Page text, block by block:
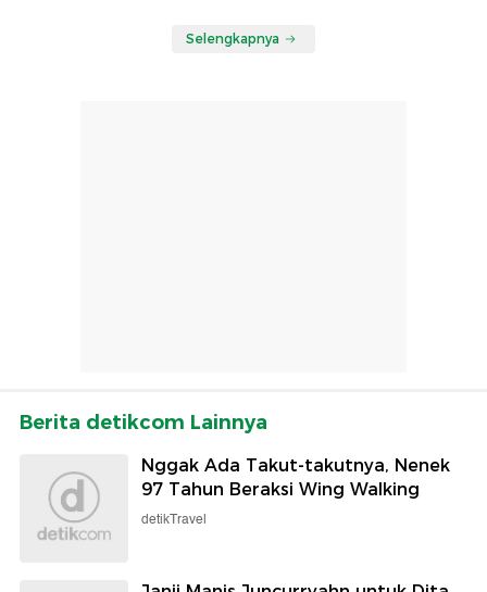
Selengkapnya
Berita detikcom Lainnya
Nggak Ada Takut-takutnya, Nenek
97 Tahun Beraksi Wing Walking
detikTravel